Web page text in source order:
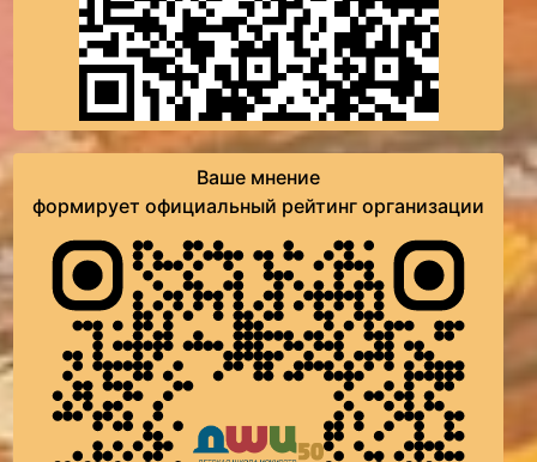
Ваше мнение
формирует официальный рейтинг организации